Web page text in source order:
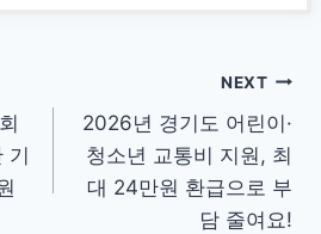
기
NEXT
2026년 경기도 어린이·
청소년 교통비 지원, 최
대 24만원 환급으로 부
담 줄여요!